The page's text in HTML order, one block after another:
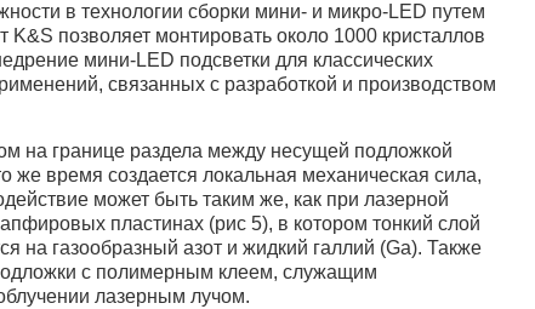
в технологии сборки мини- и микро-LED путем
позволяет монтировать около 1000 кристаллов
мини-LED подсветки для классических
связанных с разработкой и производством
на границе раздела между несущей подложкой
же время создается локальная механическая сила,
может быть таким же, как при лазерной
пластинах (рис 5), в котором тонкий слой
на газообразный азот и жидкий галлий (Ga). Также
с полимерным клеем, служащим
лазерным лучом.